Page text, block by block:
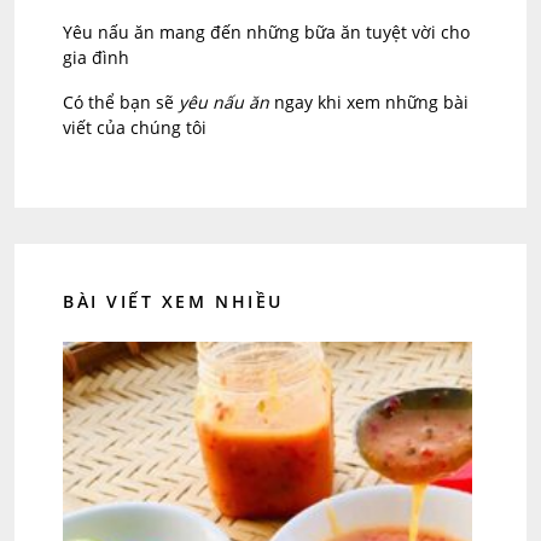
Yêu nấu ăn mang đến những bữa ăn tuyệt vời cho
gia đình
Có thể bạn sẽ yêu nấu ăn ngay khi xem những bài
viết của chúng tôi
BÀI VIẾT XEM NHIỀU